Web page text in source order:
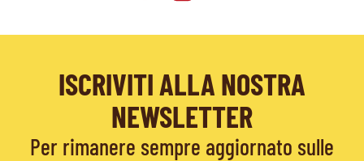
ISCRIVITI ALLA NOSTRA
NEWSLETTER
Per rimanere sempre aggiornato sulle